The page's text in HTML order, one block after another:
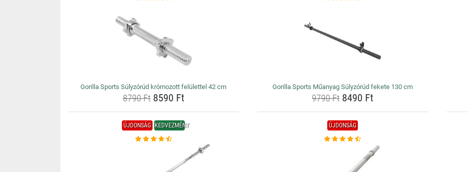
Gorilla Sports Súlyzórúd krómozott felülettel 42 cm
8790 Ft8590 Ft
Gorilla Sports Műanyag Súlyzórúd fekete 130 cm
9790 Ft8490 Ft
ÚJDONSÁG KEDVEZMÉNY ÚJDONSÁG